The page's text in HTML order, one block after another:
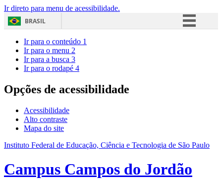
Ir direto para menu de acessibilidade.
BRASIL
Acesso à informação
Ir para o conteúdo 1
Ir para o menu 2
Ir para a busca 3
Ir para o rodapé 4
Opções de acessibilidade
Acessibilidade
Alto contraste
Mapa do site
Instituto Federal de Educação, Ciência e Tecnologia de São Paulo
Campus Campos do Jordão